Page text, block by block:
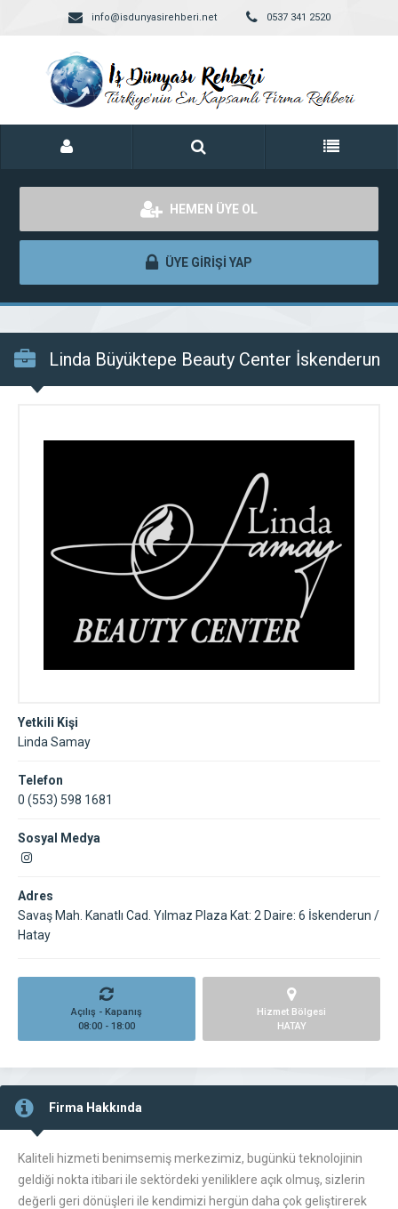
info@isdunyasirehberi.net 0537 341 2520
HEMEN ÜYE OL
ÜYE GİRİŞİ YAP
Linda Büyüktepe Beauty Center İskenderun
Yetkili Kişi
Linda Samay
Telefon
0 (553) 598 1681
Sosyal Medya
Adres
Savaş Mah. Kanatlı Cad. Yılmaz Plaza Kat: 2 Daire: 6 İskenderun /
Hatay
Açılış - Kapanış
08:00 - 18:00
Hizmet Bölgesi
HATAY
Firma Hakkında
Kaliteli hizmeti benimsemiş merkezimiz, bugünkü teknolojinin
geldiği nokta itibari ile sektördeki yeniliklere açık olmuş, sizlerin
değerli geri dönüşleri ile kendimizi hergün daha çok geliştirerek